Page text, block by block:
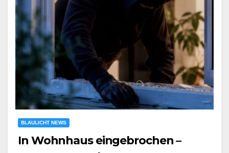
BLAULICHT NEWS
In Wohnhaus eingebrochen –